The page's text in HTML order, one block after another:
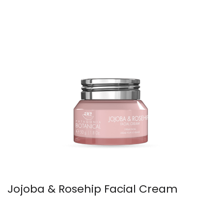
Jojoba & Rosehip Facial Cream